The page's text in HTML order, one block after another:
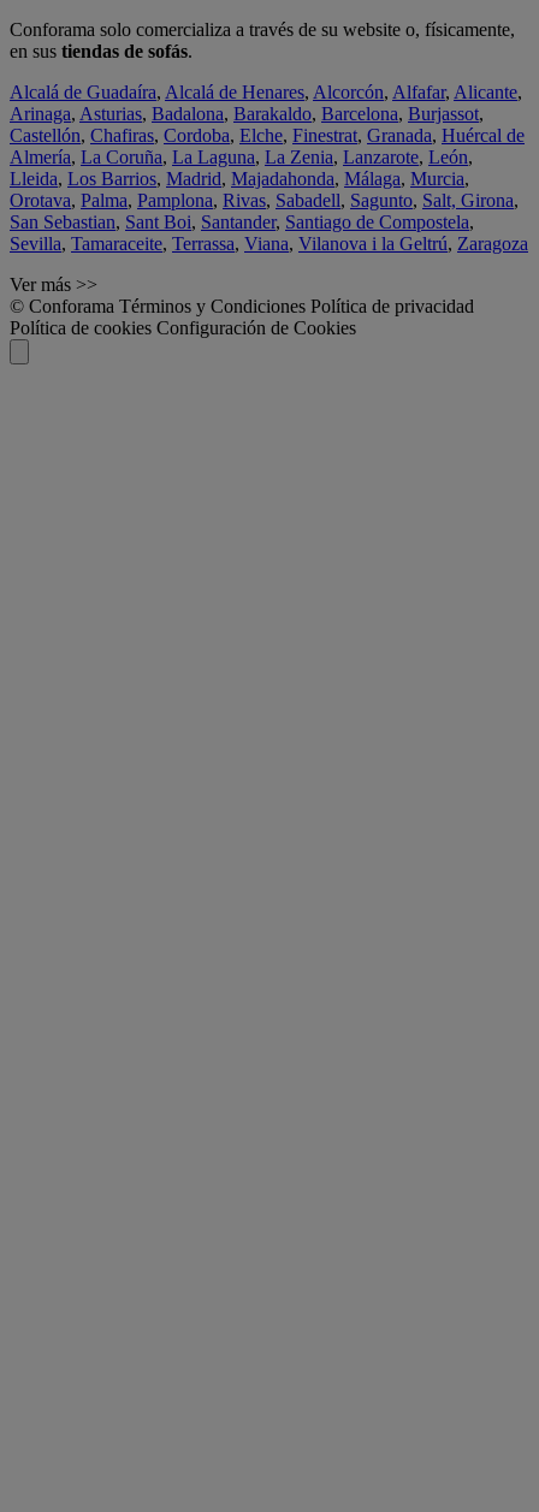
Conforama solo comercializa a través de su website o, físicamente,
en sus tiendas de sofás.
Alcalá de Guadaíra, Alcalá de Henares, Alcorcón, Alfafar, Alicante,
Arinaga, Asturias, Badalona, Barakaldo, Barcelona, Burjassot,
Castellón, Chafiras, Cordoba, Elche, Finestrat, Granada, Huércal de
Almería, La Coruña, La Laguna, La Zenia, Lanzarote, León,
Lleida, Los Barrios, Madrid, Majadahonda, Málaga, Murcia,
Orotava, Palma, Pamplona, Rivas, Sabadell, Sagunto, Salt, Girona,
San Sebastian, Sant Boi, Santander, Santiago de Compostela,
Sevilla, Tamaraceite, Terrassa, Viana, Vilanova i la Geltrú, Zaragoza
Ver más >>
© Conforama Términos y Condiciones Política de privacidad
Política de cookies Configuración de Cookies